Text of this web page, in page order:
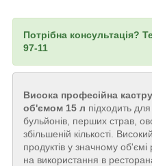
Потрібна консультація?
97-11
Висока професійна
об'ємом 15 л підходить
бульйонів, перших страв,
збільшеній кількості.
продуктів у значному
на використання в